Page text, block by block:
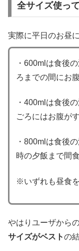
全サイズ使っ
実際に平日のお昼
・600mlは食後
ろまでの間にお
・400mlは食後
ごろにはお腹がす
・800mlは食後
時の夕飯まで間
※いずれも昼食
やはりユーザから
サイズがベストの